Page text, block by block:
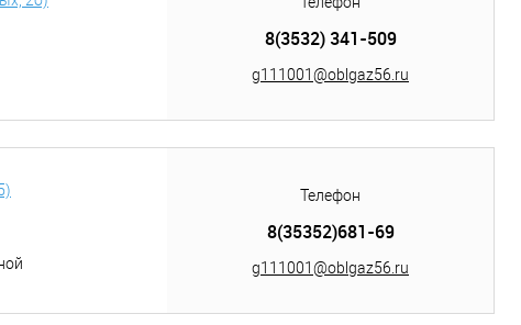
8(3532) 341-509
g111001@oblgaz56.ru
Телефон
8(35352)681-69
g111001@oblgaz56.ru